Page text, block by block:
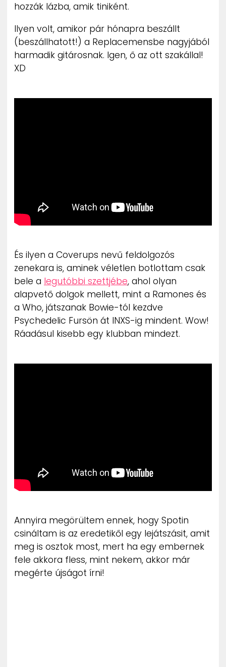
hozzák lázba, amik tiniként.
Ilyen volt, amikor pár hónapra beszállt
(beszállhatott!) a Replacemensbe nagyjából
harmadik gitárosnak. Igen, ő az ott szakállal!
XD
És ilyen a Coverups nevű feldolgozós
zenekara is, aminek véletlen botlottam csak
bele a legutóbbi szettjébe, ahol olyan
alapvető dolgok mellett, mint a Ramones és
a Who, játszanak Bowie-tól kezdve
Psychedelic Fursön át INXS-ig mindent. Wow!
Ráadásul kisebb egy klubban mindezt.
Annyira megörültem ennek, hogy Spotin
csináltam is az eredetikől egy lejátszásit, amit
meg is osztok most, mert ha egy embernek
fele akkora fless, mint nekem, akkor már
megérte újságot írni!